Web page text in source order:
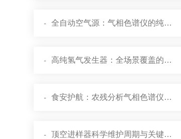
- 全自动空气源：气相色谱仪的纯净动力引擎
- 高纯氢气发生器：全场景覆盖的稳定供气核心
- 食安护航：农残分析气相色谱仪的核心使用目的
- 顶空进样器科学维护周期与关键实践